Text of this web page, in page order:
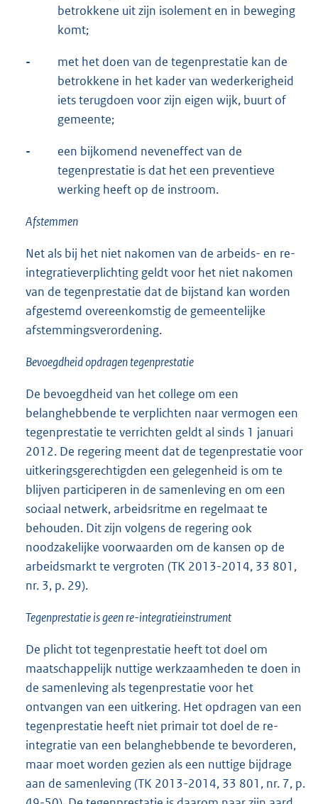
betrokkene uit zijn isolement en in beweging
komt;
-
met het doen van de tegenprestatie kan de
betrokkene in het kader van wederkerigheid
iets terugdoen voor zijn eigen wijk, buurt of
gemeente;
-
een bijkomend neveneffect van de
tegenprestatie is dat het een preventieve
werking heeft op de instroom.
Afstemmen
Net als bij het niet nakomen van de arbeids- en re-
integratieverplichting geldt voor het niet nakomen
van de tegenprestatie dat de bijstand kan worden
afgestemd overeenkomstig de gemeentelijke
afstemmingsverordening.
Bevoegdheid opdragen tegenprestatie
De bevoegdheid van het college om een
belanghebbende te verplichten naar vermogen een
tegenprestatie te verrichten geldt al sinds 1 januari
2012. De regering meent dat de tegenprestatie voor
uitkeringsgerechtigden een gelegenheid is om te
blijven participeren in de samenleving en om een
sociaal netwerk, arbeidsritme en regelmaat te
behouden. Dit zijn volgens de regering ook
noodzakelijke voorwaarden om de kansen op de
arbeidsmarkt te vergroten (TK 2013-2014, 33 801,
nr. 3, p. 29).
Tegenprestatie is geen re-integratieinstrument
De plicht tot tegenprestatie heeft tot doel om
maatschappelijk nuttige werkzaamheden te doen in
de samenleving als tegenprestatie voor het
ontvangen van een uitkering. Het opdragen van een
tegenprestatie heeft niet primair tot doel de re-
integratie van een belanghebbende te bevorderen,
maar moet worden gezien als een nuttige bijdrage
aan de samenleving (TK 2013-2014, 33 801, nr. 7, p.